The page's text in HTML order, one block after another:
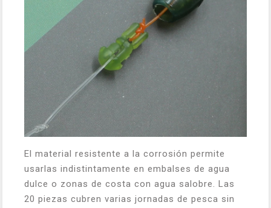
El material resistente a la corrosión permite
usarlas indistintamente en embalses de agua
dulce o zonas de costa con agua salobre. Las
20 piezas cubren varias jornadas de pesca sin